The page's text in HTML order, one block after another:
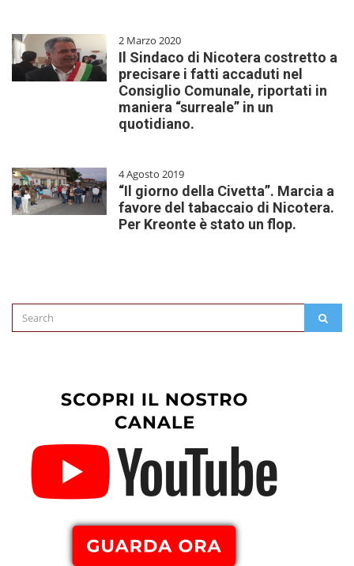
2 Marzo 2020
Il Sindaco di Nicotera costretto a
precisare i fatti accaduti nel
Consiglio Comunale, riportati in
maniera “surreale” in un
quotidiano.
4 Agosto 2019
“Il giorno della Civetta”. Marcia a
favore del tabaccaio di Nicotera.
Per Kreonte è stato un flop.
Search
for: